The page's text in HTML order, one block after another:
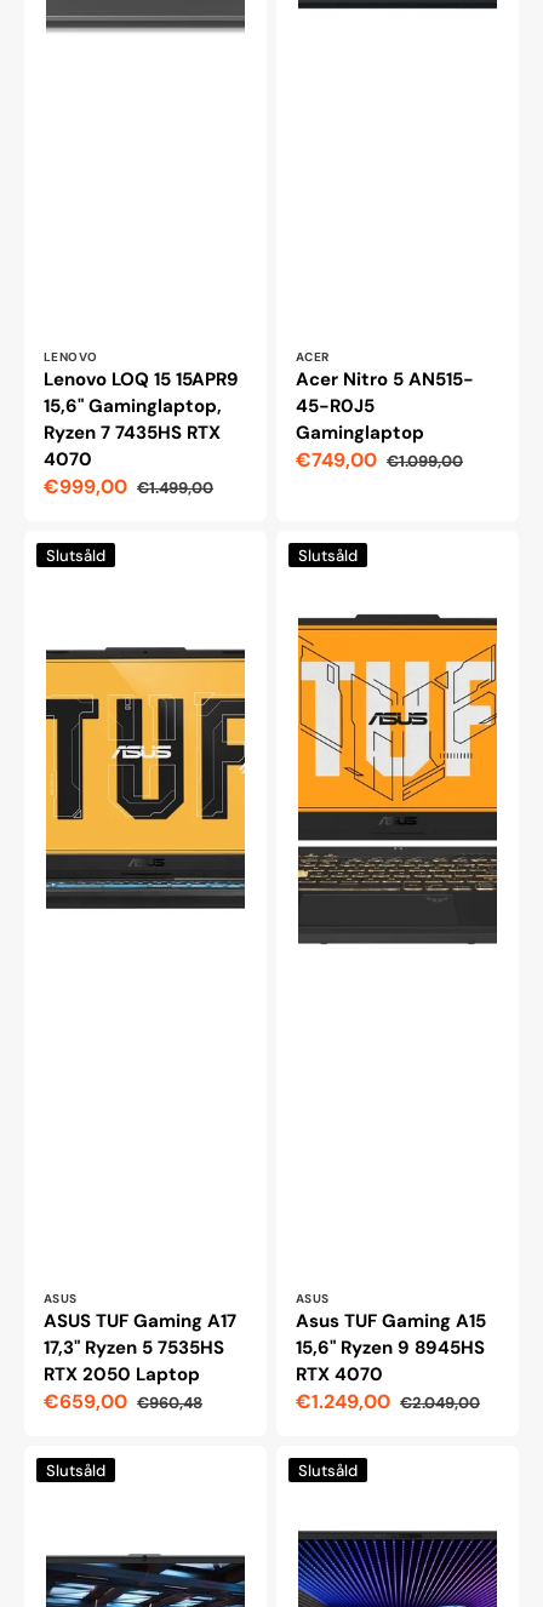
Leverantör:
LENOVO
Lenovo LOQ 15 15APR9
15,6" Gaminglaptop,
Ryzen 7 7435HS RTX
4070
Reapris
€999,00
Ordinarie
€1.499,00
Leverantör:
ACER
Acer Nitro 5 AN515-
45-R0J5
Gaminglaptop
Reapris
€749,00
Ordinarie
€1.099,00
ASUS
TUF
Ryzen
7535HS
Laptop
Slutsåld
Leverantör:
ASUS
ASUS TUF Gaming A17
17,3" Ryzen 5 7535HS
RTX 2050 Laptop
Reapris
€659,00
Ordinarie
€960,48
Asus
TUF
A15
15,6"
Ryzen
RTX
Slutsåld
Leverantör:
ASUS
Asus TUF Gaming A15
15,6" Ryzen 9 8945HS
RTX 4070
Reapris
€1.249,00
Ordinarie
€2.049,00
Gigabyte
G7
spelbärbar
dator
Slutsåld
ASUS
ROG
G14
14"
WUXGA/R7-
7735HS/3050/16GB/512SSD
Slutsåld